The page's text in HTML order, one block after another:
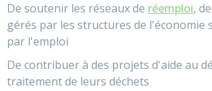
De soutenir les réseaux de réemploi,
gérés par les structures de
par l'emploi
De contribuer à des projets d'aide au
traitement de leurs déchets